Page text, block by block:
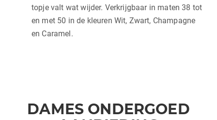
topje valt wat wijder. Verkrijgbaar in maten 38 tot
en met 50 in de kleuren Wit, Zwart, Champagne
en Caramel.
DAMES ONDERGOED